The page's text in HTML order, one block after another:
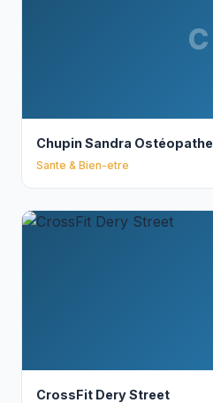
C
Chupin Sandra Ostéopathe
Sante & Bien-etre
CrossFit Dery Street